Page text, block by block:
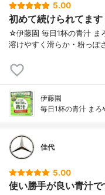
5.00
初めて続けられてます
☆伊藤園 毎日1杯の青汁 ま
溶けやすく滑らか・粉っぽ
伊藤園
毎日1杯の青汁 まろ
佳代
5.00
使い勝手が良い青汁で